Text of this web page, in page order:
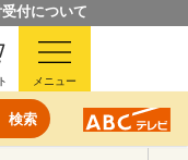
付について
検索
メニュー